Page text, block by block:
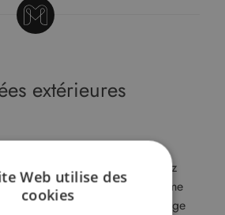
extérieures
par excellence,
pratique lorsque vous recevez
ou professionnels, ou même
Malouet vous propose une large
Web utilise des
cookies